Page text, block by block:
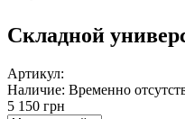
Складной
Артикул:
Наличие: Временно
5 150 грн